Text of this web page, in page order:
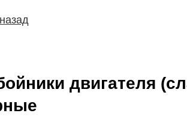
двигателя